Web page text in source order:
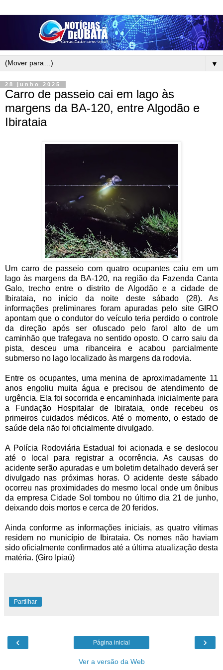
▼
28 junho 2025
Carro de passeio cai em lago às
margens da BA-120, entre Algodão e
Ibirataia
Um carro de passeio com quatro ocupantes caiu em um
lago às margens da BA-120, na região da Fazenda Canta
Galo, trecho entre o distrito de Algodão e a cidade de
Ibirataia, no início da noite deste sábado (28). As
informações preliminares foram apuradas pelo site GIRO
apontam que o condutor do veículo teria perdido o controle
da direção após ser ofuscado pelo farol alto de um
caminhão que trafegava no sentido oposto. O carro saiu da
pista, desceu uma ribanceira e acabou parcialmente
submerso no lago localizado às margens da rodovia.
Entre os ocupantes, uma menina de aproximadamente 11
anos engoliu muita água e precisou de atendimento de
urgência. Ela foi socorrida e encaminhada inicialmente para
a Fundação Hospitalar de Ibirataia, onde recebeu os
primeiros cuidados médicos. Até o momento, o estado de
saúde dela não foi oficialmente divulgado.
A Polícia Rodoviária Estadual foi acionada e se deslocou
até o local para registrar a ocorrência. As causas do
acidente serão apuradas e um boletim detalhado deverá ser
divulgado nas próximas horas. O acidente deste sábado
ocorreu nas proximidades do mesmo local onde um ônibus
da empresa Cidade Sol tombou no último dia 21 de junho,
deixando dois mortos e cerca de 20 feridos.
Ainda conforme as informações iniciais, as quatro vítimas
residem no município de Ibirataia. Os nomes não haviam
sido oficialmente confirmados até a última atualização desta
matéria. (Giro Ipiaú)
Partilhar
‹ ›
Página inicial
Ver a versão da Web